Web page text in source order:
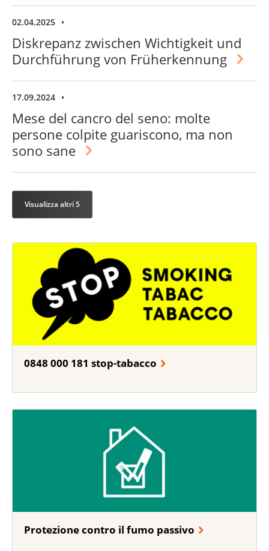
02.04.2025
Diskrepanz zwischen Wichtigkeit und
Durchführung von Früherkennung
17.09.2024
Mese del cancro del seno: molte
persone colpite guariscono, ma non
sono sane
Visualizza altri 5
0848 000 181 stop-tabacco
Protezione contro il fumo passivo